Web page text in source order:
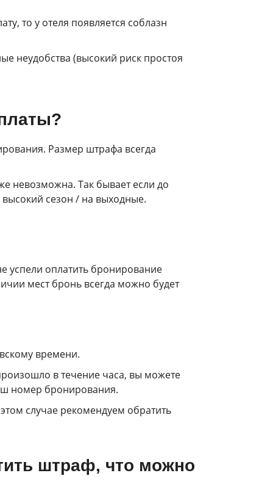
то у отеля появляется соблазн
неудобства (высокий риск простоя
Размер штрафа всегда
невозможна. Так бывает если до
сезон / на выходные.
успели оплатить бронирование
мест бронь всегда можно будет
времени.
в течение часа, вы можете
номер бронирования.
случае рекомендуем обратить
штраф, что можно